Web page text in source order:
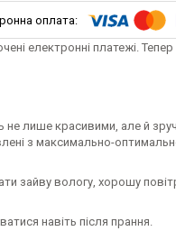
електронні платежі.
не лише красивими, але й
з максимально-
зайву вологу, хорошу
навіть після прання.